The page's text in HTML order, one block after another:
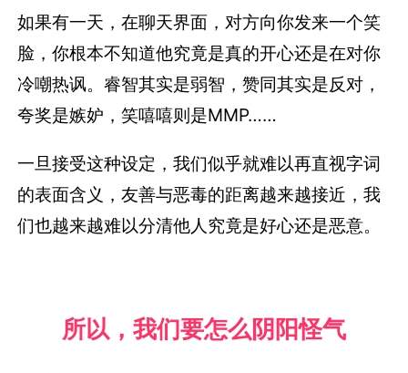
如果有一天，在聊天界面，对方向你发来一个笑
脸，你根本不知道他究竟是真的开心还是在对你
冷嘲热讽。睿智其实是弱智，赞同其实是反对，
夸奖是嫉妒，笑嘻嘻则是MMP……
一旦接受这种设定，我们似乎就难以再直视字词
的表面含义，友善与恶毒的距离越来越接近，我
们也越来越难以分清他人究竟是好心还是恶意。
所以，我们要怎么阴阳怪气